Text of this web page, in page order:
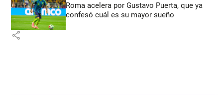
Roma acelera por Gustavo Puerta, que ya
confesó cuál es su mayor sueño
share